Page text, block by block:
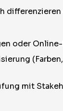
oder
mit